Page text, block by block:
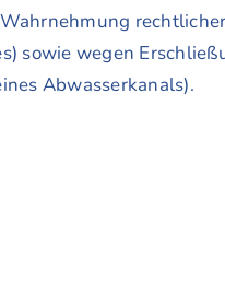
sowie wegen
Abwasserkanals).